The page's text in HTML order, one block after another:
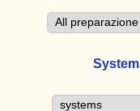
System